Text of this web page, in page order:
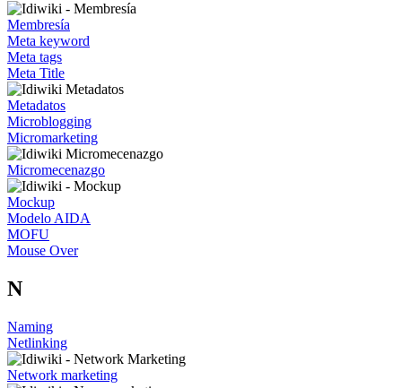
Membresía
Meta keyword
Meta tags
Meta Title
Metadatos
Microblogging
Micromarketing
Micromecenazgo
Mockup
Modelo AIDA
MOFU
Mouse Over
N
Naming
Netlinking
Network marketing